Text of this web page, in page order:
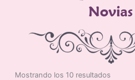
Novias
Mostrando los 10 resultados